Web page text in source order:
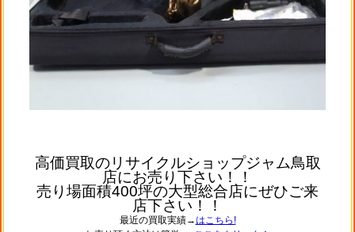
高価買取のリサイクルショップジャム鳥取
店にお売り下さい！！
売り場面積400坪の大型総合店にぜひご来
店下さい！！
最近の買取実績→はこちら!